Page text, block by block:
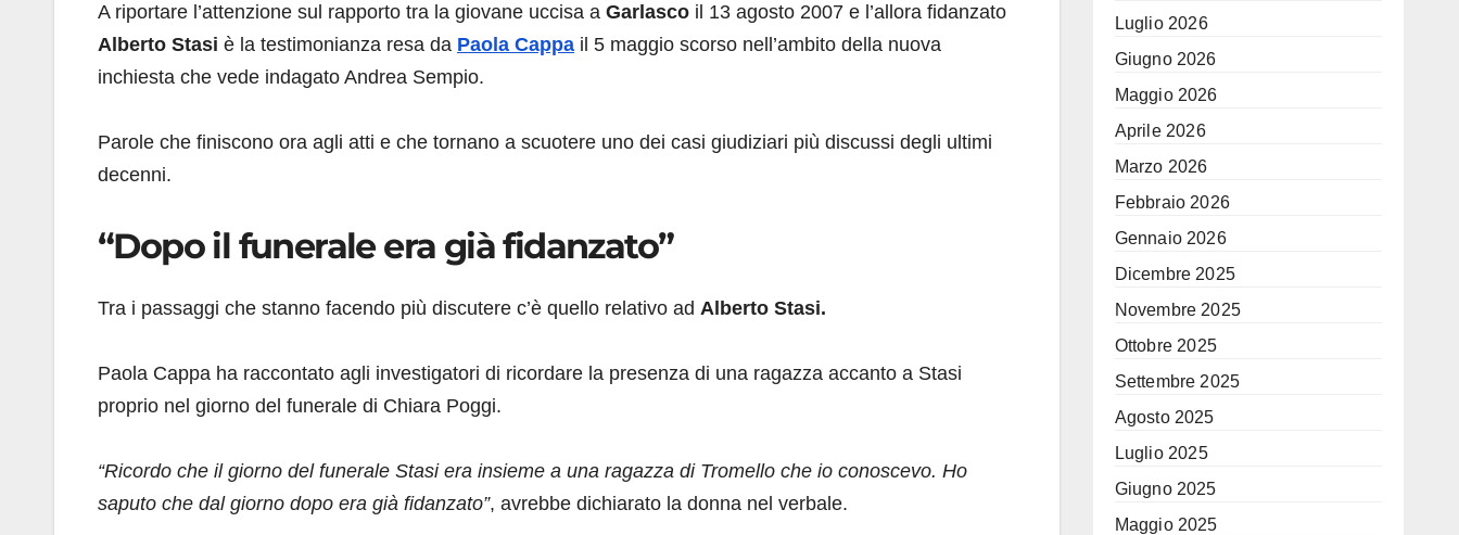
A riportare l’attenzione sul rapporto tra la giovane uccisa a Garlasco il 13 agosto 2007 e l’allora fidanzato
Alberto Stasi è la testimonianza resa da Paola Cappa il 5 maggio scorso nell’ambito della nuova
inchiesta che vede indagato Andrea Sempio.
Parole che finiscono ora agli atti e che tornano a scuotere uno dei casi giudiziari più discussi degli ultimi
decenni.
“Dopo il funerale era già fidanzato”
Tra i passaggi che stanno facendo più discutere c’è quello relativo ad Alberto Stasi.
Paola Cappa ha raccontato agli investigatori di ricordare la presenza di una ragazza accanto a Stasi
proprio nel giorno del funerale di Chiara Poggi.
“Ricordo che il giorno del funerale Stasi era insieme a una ragazza di Tromello che io conoscevo. Ho
saputo che dal giorno dopo era già fidanzato”, avrebbe dichiarato la donna nel verbale.
Luglio 2026
Giugno 2026
Maggio 2026
Aprile 2026
Marzo 2026
Febbraio 2026
Gennaio 2026
Dicembre 2025
Novembre 2025
Ottobre 2025
Settembre 2025
Agosto 2025
Luglio 2025
Giugno 2025
Maggio 2025